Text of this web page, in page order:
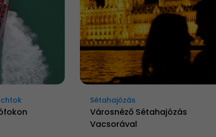
Sétahajózás
Városnéző Sétahajózás
Vacsorával